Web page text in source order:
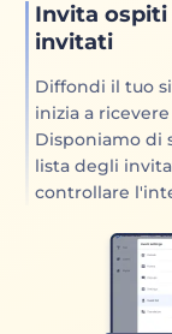
Invita ospiti
invitati
Diffondi il tuo
inizia a
Disponiamo di
lista degli
controllare